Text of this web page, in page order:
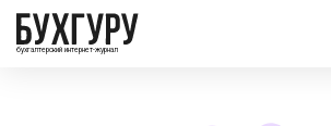
бухгалтерский интернет-журнал